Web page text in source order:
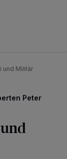
und Militär
Peter